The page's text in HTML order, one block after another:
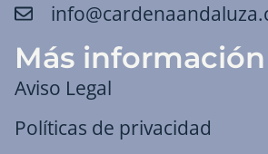
Más información
Aviso Legal
Políticas de privacidad